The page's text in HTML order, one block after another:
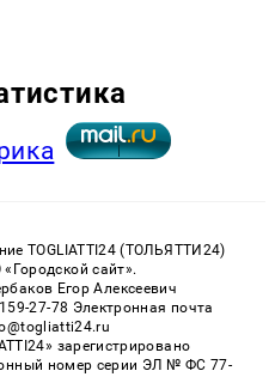
TOGLIATTI24 (ТОЛЬЯТТИ24)
сайт».
Егор Алексеевич
27-78 Электронная почта
зарегистрировано
номер серии ЭЛ № ФС 77-